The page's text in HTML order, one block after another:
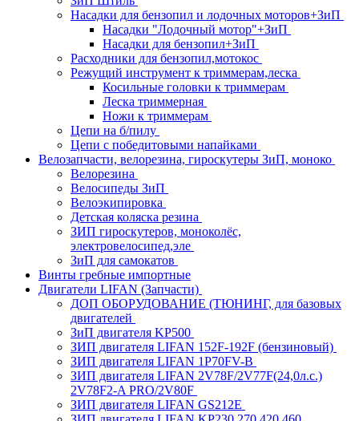
Насадки для бензопил и лодочных моторов+ЗиП
Насадки "Лодочный мотор"+ЗиП
Насадки для бензопил+ЗиП
Расходники для бензопил,мотокос
Режущий инструмент к триммерам,леска
Косильные головки к триммерам
Леска триммерная
Ножи к триммерам
Цепи на б/пилу
Цепи с победитовыми напайками
Велозапчасти, велорезина, гироскутеры ЗиП, моноко
Велорезина
Велосипеды ЗиП
Велоэкипировка
Детская коляска резина
ЗИП гироскутеров, моноколёс,
электровелосипед,эле
ЗиП для самокатов
Винты гребные импортные
Двигатели LIFAN (Запчасти)
ДОП ОБОРУДОВАНИЕ (ТЮНИНГ, для базовых
двигателей
ЗиП двигателя KP500
ЗИП двигателя LIFAN 152F-192F (бензиновый)
ЗИП двигателя LIFAN 1P70FV-B
ЗИП двигателя LIFAN 2V78F/2V77F(24,0л.с.)
2V78F2-A PRO/2V80F
ЗИП двигателя LIFAN GS212E